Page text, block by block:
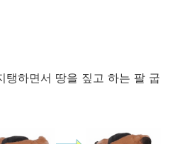
하면서 땅을 짚고 하는 팔 굽